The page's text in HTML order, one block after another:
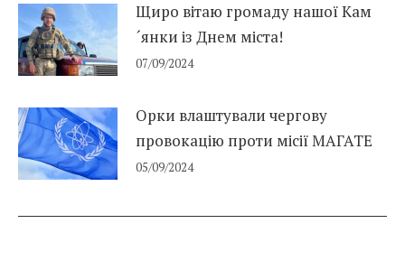
Щиро вітаю громаду нашої Кам
´янки із Днем міста!
07/09/2024
Орки влаштували чергову
провокацію проти місії МАГАТЕ
05/09/2024